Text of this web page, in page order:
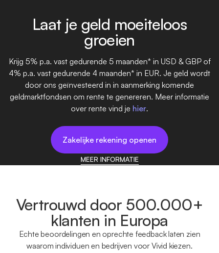
Laat je geld moeiteloos
groeien
Krijg 5% p.a. vast gedurende 5 maanden* in USD & GBP of
4% p.a. vast gedurende 4 maanden* in EUR. Je geld wordt
door ons geïnvesteerd in in aanmerking komende
geldmarktfondsen om rente te genereren. Meer informatie
over rente vind je hier.
Zakelijke rekening openen
MEER INFORMATIE
Vertrouwd door 500.000+
klanten in Europa
Echte beoordelingen en oprechte feedback laten zien
waarom individuen en bedrijven voor Vivid kiezen.